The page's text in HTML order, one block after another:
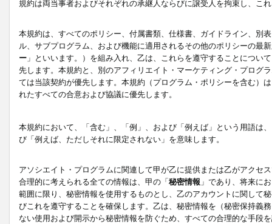
規約は両当事者およびそれぞれの承継人ならびに譲受人を拘束し、こ
本規約は、すべてのポリシー、付属書類、仕様書、ガイドライン、別
ル、サブプログラム、および機能に適用されるその他のポリシーの最
ー 」といいます。）を組み入れ、乙は、これらを遵守することにつ
先します。本規約と、別のアフィリエイト・マーケティング・プログ
ては当該契約が優先します。本規約（プログラム・ポリシーを含む）
れたすべての合意および協議に優先します。
本規約において、「含む」、「例」、および「例えば」という用語は
び「例えば、ただしそれに限定されない」を意味します。
アソシエイト・プログラムに関連して甲が乙に提供または乙がアクセ
合理的に考えられる全ての情報は、甲の「秘密情報 」であり、将来に
範囲に限り、秘密情報を使用するものとし、乙のアカウントに関して
びこれを遵守することを確保します。乙は、秘密情報を（秘密保持義
ない使用および開示から秘密情報を防ぐため、すべての合理的な手段